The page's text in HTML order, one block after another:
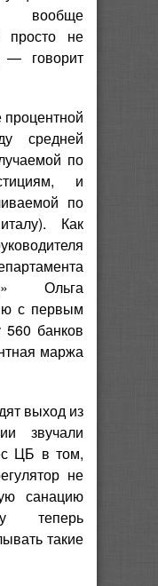
вообще
просто не
— говорит
средней
по
и
по
Как
Ольга
с первым
560 банков
маржа
выход из
звучали
ЦБ в том,
не
санацию
теперь
такие